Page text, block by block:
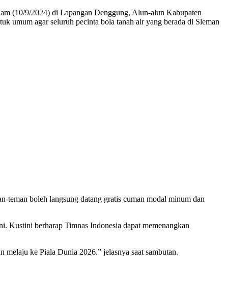
(10/9/2024) di Lapangan Denggung, Alun-alun Kabupaten
umum agar seluruh pecinta bola tanah air yang berada di Sleman
teman boleh langsung datang gratis cuman modal minum dan
Kustini berharap Timnas Indonesia dapat memenangkan
ke Piala Dunia 2026.” jelasnya saat sambutan.